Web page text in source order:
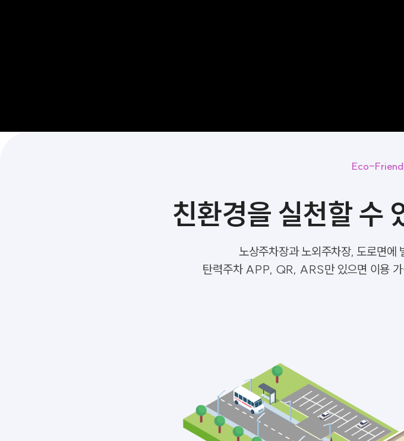
Eco-
친환경을 실천할 수
노상주차장과 노외주차장, 도로면에
탄력주차 APP, QR, ARS만 있으면 이용 가